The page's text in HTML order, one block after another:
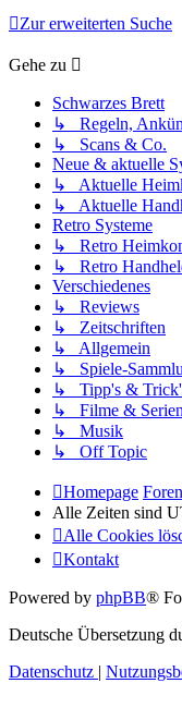
Zur erweiterten Suche
Gehe zu
Schwarzes Brett
↳ Regeln,
↳ Scans & Co.
Neue & aktuelle
↳ Aktuelle
↳ Aktuelle
Retro Systeme
↳ Retro
↳ Retro
Verschiedenes
↳ Reviews
↳ Zeitschriften
↳ Allgemein
↳ Spiele-
↳ Tipp's &
↳ Filme & Serien
↳ Musik
↳ Off Topic
Homepage
Alle Zeiten sind
Alle Cookies
Kontakt
Powered by phpBB®
Deutsche Übersetzung
Datenschutz |